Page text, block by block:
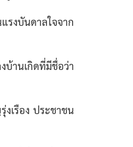
รงบันดาลใจจาก
านเกิดที่มีชื่อว่า
เรือง ประชาชน